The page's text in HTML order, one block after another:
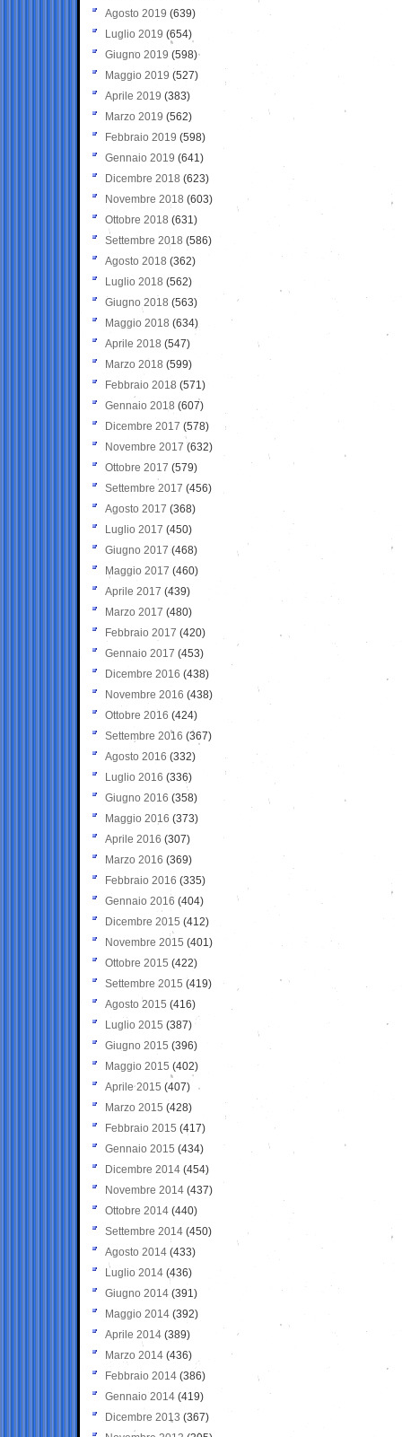
Agosto 2019 (639)
Luglio 2019 (654)
Giugno 2019 (598)
Maggio 2019 (527)
Aprile 2019 (383)
Marzo 2019 (562)
Febbraio 2019 (598)
Gennaio 2019 (641)
Dicembre 2018 (623)
Novembre 2018 (603)
Ottobre 2018 (631)
Settembre 2018 (586)
Agosto 2018 (362)
Luglio 2018 (562)
Giugno 2018 (563)
Maggio 2018 (634)
Aprile 2018 (547)
Marzo 2018 (599)
Febbraio 2018 (571)
Gennaio 2018 (607)
Dicembre 2017 (578)
Novembre 2017 (632)
Ottobre 2017 (579)
Settembre 2017 (456)
Agosto 2017 (368)
Luglio 2017 (450)
Giugno 2017 (468)
Maggio 2017 (460)
Aprile 2017 (439)
Marzo 2017 (480)
Febbraio 2017 (420)
Gennaio 2017 (453)
Dicembre 2016 (438)
Novembre 2016 (438)
Ottobre 2016 (424)
Settembre 2016 (367)
Agosto 2016 (332)
Luglio 2016 (336)
Giugno 2016 (358)
Maggio 2016 (373)
Aprile 2016 (307)
Marzo 2016 (369)
Febbraio 2016 (335)
Gennaio 2016 (404)
Dicembre 2015 (412)
Novembre 2015 (401)
Ottobre 2015 (422)
Settembre 2015 (419)
Agosto 2015 (416)
Luglio 2015 (387)
Giugno 2015 (396)
Maggio 2015 (402)
Aprile 2015 (407)
Marzo 2015 (428)
Febbraio 2015 (417)
Gennaio 2015 (434)
Dicembre 2014 (454)
Novembre 2014 (437)
Ottobre 2014 (440)
Settembre 2014 (450)
Agosto 2014 (433)
Luglio 2014 (436)
Giugno 2014 (391)
Maggio 2014 (392)
Aprile 2014 (389)
Marzo 2014 (436)
Febbraio 2014 (386)
Gennaio 2014 (419)
Dicembre 2013 (367)